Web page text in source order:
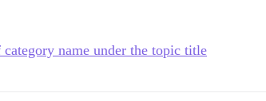
name under the topic title